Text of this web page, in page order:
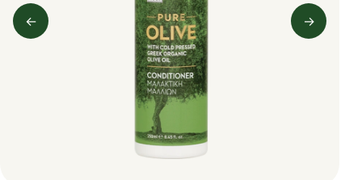
←
Predchádzajúci obrázok
→